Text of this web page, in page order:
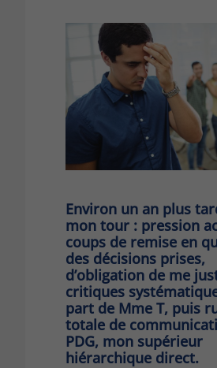
Environ un an plus
mon tour : pression
coups de remise en
des décisions prises,
d’obligation de me
critiques
part de Mme T, puis
totale de
PDG, mon supérieur
hiérarchique direct.